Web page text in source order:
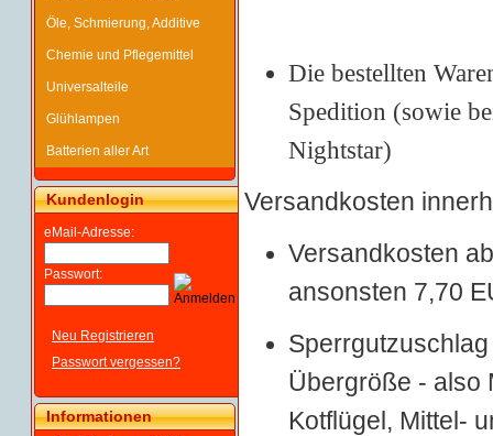
Öle, Schmierung, Additive
Chemie und Pflegemittel
Universalteile
Glühlampen
Batterien aller Art
Kundenlogin
eMail-Adresse:
Passwort:
Neu Registrieren
Passwort vergessen?
Informationen
Die bestellten
Spedition (sowie
Nightstar)
Versandkosten
Versandkosten
ansonsten 7,70
Übergröße - also
Kotflügel, Mittel-